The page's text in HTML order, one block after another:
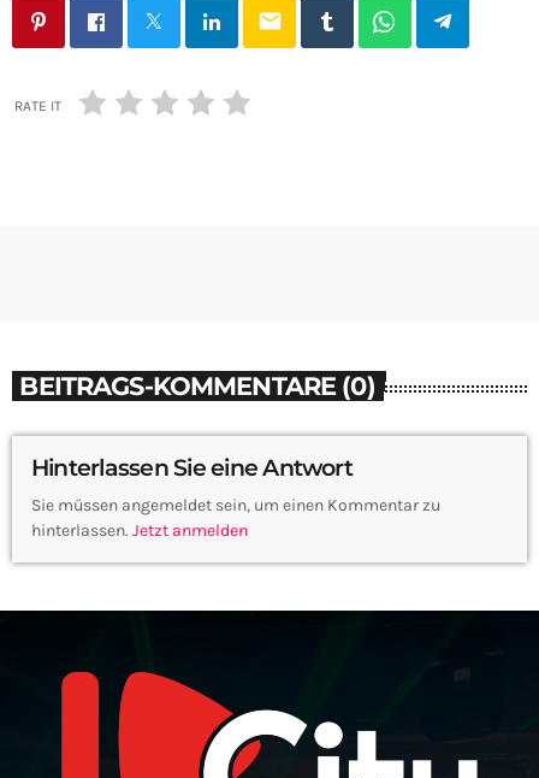
email
RATE IT
BEITRAGS-KOMMENTARE (0)
Hinterlassen Sie eine Antwort
Sie müssen angemeldet sein, um einen Kommentar zu
hinterlassen. Jetzt anmelden